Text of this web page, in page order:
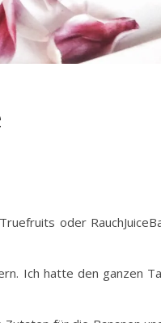
oder
Ich hatte den ganzen